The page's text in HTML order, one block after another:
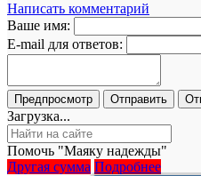
Написать комментарий
Ваше имя:
E-mail для ответов:
Загрузка...
Помочь "Маяку надежды"
Другая сумма Подробнее